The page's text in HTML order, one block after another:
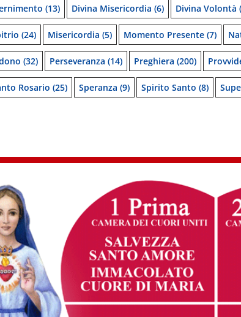
(13) Divina Misericordia (6) Divina Volontà
(24) Misericordia (5) Momento Presente (7)
(32) Perseveranza (14) Preghiera (200)
Rosario (25) Speranza (9) Spirito Santo (8)